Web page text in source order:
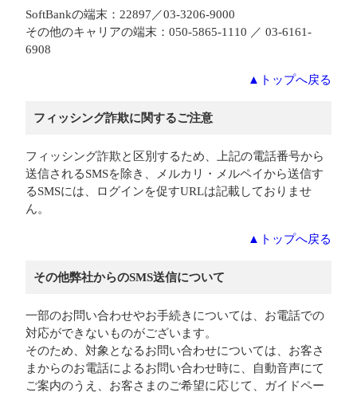
SoftBankの端末：22897／03-3206-9000
その他のキャリアの端末：050-5865-1110 ／ 03-6161-
6908
▲トップへ戻る
フィッシング詐欺に関するご注意
フィッシング詐欺と区別するため、上記の電話番号から
送信されるSMSを除き、メルカリ・メルペイから送信す
るSMSには、ログインを促すURLは記載しておりませ
ん。
▲トップへ戻る
その他弊社からのSMS送信について
一部のお問い合わせやお手続きについては、お電話での
対応ができないものがございます。
そのため、対象となるお問い合わせについては、お客さ
まからのお電話によるお問い合わせ時に、自動音声にて
ご案内のうえ、お客さまのご希望に応じて、ガイドペー